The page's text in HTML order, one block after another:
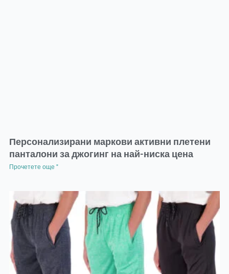
Персонализирани маркови активни плетени
панталони за джогинг на най-ниска цена
Прочетете още "